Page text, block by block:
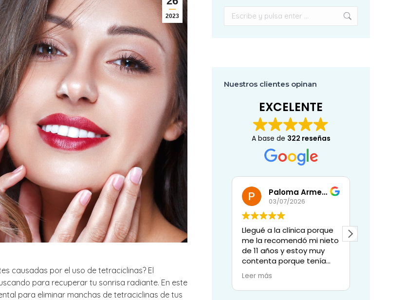
2023
causadas por el uso de tetraciclinas? El
para recuperar tu sonrisa radiante. En este
para eliminar manchas de tetraciclinas de tus
Nuestros clientes opinan
EXCELENTE
A base de 322 reseñas
Paloma Armenta Ballesteros
Llegué a la clínica porque
me la recomendó mi nieto
de 11 años y estoy muy
contenta porque tenía
una muela grande con
sospecha de tenerla que
perder y la doctora Sylvia,
Eli
Mi experiencia en esta
clínica dental ha sido
sencillamente
excepcional.
profesionalidad, pero